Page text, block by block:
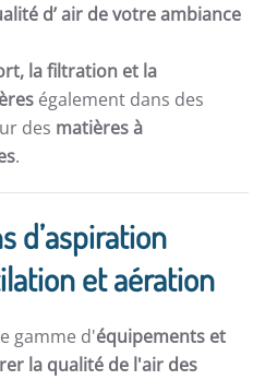
d’ air de votre ambiance
la filtration et la
également dans des
des matières à
.
d’aspiration
et aération
gamme d'équipements et
la qualité de l'air des